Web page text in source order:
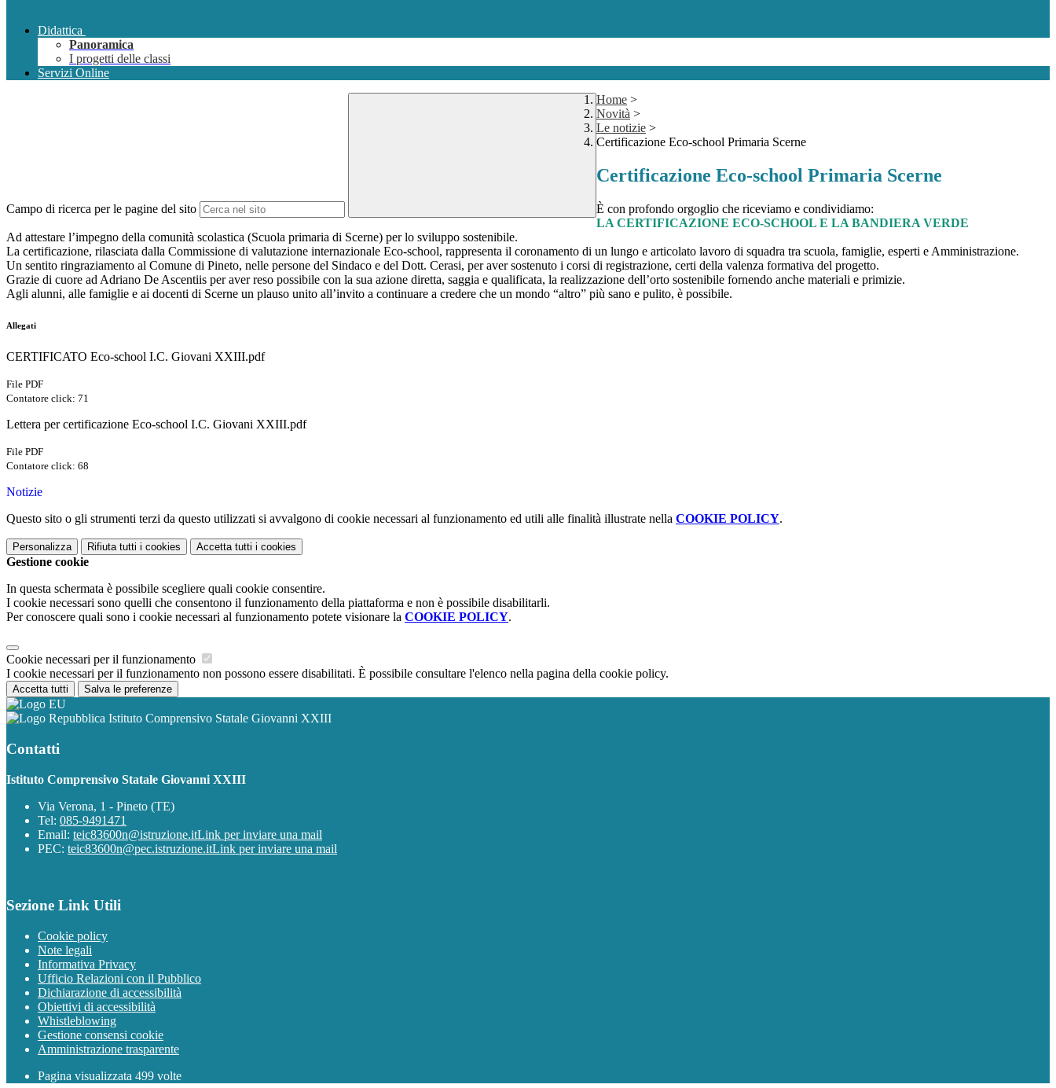
Didattica
Panoramica
I progetti delle classi
Servizi Online
Campo di ricerca per le pagine del sito
Home >
Novità >
Le notizie >
Certificazione Eco-school Primaria Scerne
Certificazione Eco-school Primaria Scerne
È con profondo orgoglio che riceviamo e condividiamo:
LA CERTIFICAZIONE ECO-SCHOOL E LA BANDIERA VERDE
Ad attestare l’impegno della comunità scolastica (Scuola primaria di Scerne) per lo sviluppo sostenibile.
La certificazione, rilasciata dalla Commissione di valutazione internazionale Eco-school, rappresenta il coronamento di un lungo e articolato lavoro di squadra tra scuola, famiglie, esperti e Amministrazione.
Un sentito ringraziamento al Comune di Pineto, nelle persone del Sindaco e del Dott. Cerasi, per aver sostenuto i corsi di registrazione, certi della valenza formativa del progetto.
Grazie di cuore ad Adriano De Ascentiis per aver reso possibile con la sua azione diretta, saggia e qualificata, la realizzazione dell’orto sostenibile fornendo anche materiali e primizie.
Agli alunni, alle famiglie e ai docenti di Scerne un plauso unito all’invito a continuare a credere che un mondo “altro” più sano e pulito, è possibile.
Allegati
CERTIFICATO Eco-school I.C. Giovani XXIII.pdf
File PDF
Contatore click: 71
Lettera per certificazione Eco-school I.C. Giovani XXIII.pdf
File PDF
Contatore click: 68
Notizie
Questo sito o gli strumenti terzi da questo utilizzati si avvalgono di cookie necessari al funzionamento ed utili alle finalità illustrate nella COOKIE POLICY.
Personalizza Rifiuta tutti i cookies Accetta tutti i cookies
Gestione cookie
In questa schermata è possibile scegliere quali cookie consentire.
I cookie necessari sono quelli che consentono il funzionamento della piattaforma e non è possibile disabilitarli.
Per conoscere quali sono i cookie necessari al funzionamento potete visionare la COOKIE POLICY.
Cookie necessari per il funzionamento
I cookie necessari per il funzionamento non possono essere disabilitati. È possibile consultare l'elenco nella pagina della cookie policy.
Accetta tutti Salva le preferenze
Istituto Comprensivo Statale Giovanni XXIII
Contatti
Istituto Comprensivo Statale Giovanni XXIII
Via Verona, 1 - Pineto (TE)
Tel: 085-9491471
Email: teic83600n@istruzione.itLink per inviare una mail
PEC: teic83600n@pec.istruzione.itLink per inviare una mail
Sezione Link Utili
Cookie policy
Note legali
Informativa Privacy
Ufficio Relazioni con il Pubblico
Dichiarazione di accessibilità
Obiettivi di accessibilità
Whistleblowing
Gestione consensi cookie
Amministrazione trasparente
Pagina visualizzata 499 volte